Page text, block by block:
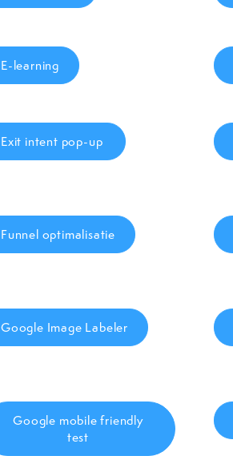
E-learning
Exit intent pop-up
Funnel optimalisatie
Google Image Labeler
Google mobile friendly
test